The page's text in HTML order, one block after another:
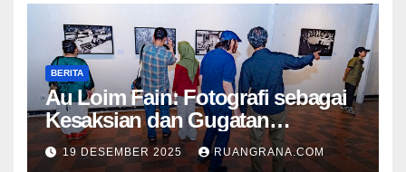
BERITA
Au Loim Fain: Fotografi sebagai
Kesaksian dan Gugatan
Kemanusiaan
19 DESEMBER 2025 RUANGRANA.COM